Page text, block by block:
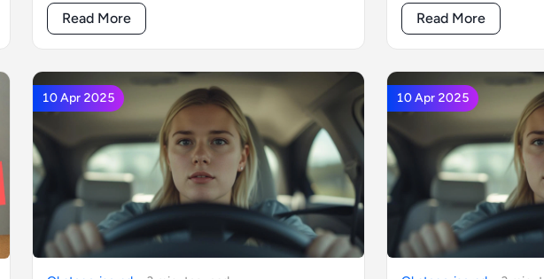
Read More Read More
10 Apr 2025 10 Apr 2025